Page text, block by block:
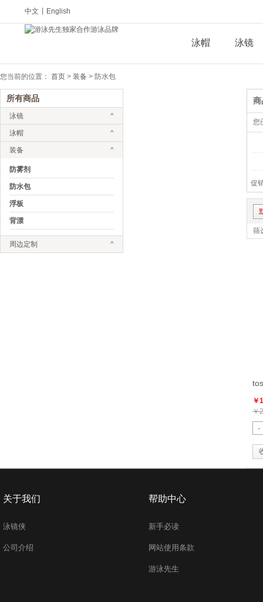
中文 English
泳帽 泳镜
您当前的位置： 首页 > 装备 > 防水包
所有商品
泳镜 ^
泳帽 ^
装备 ^
防雾剂
防水包
浮板
背漂
周边定制 ^
商
您
促
筛
￥
￥
-
关于我们
泳镜侠
公司介绍
帮助中心
新手必读
网站使用条款
游泳先生